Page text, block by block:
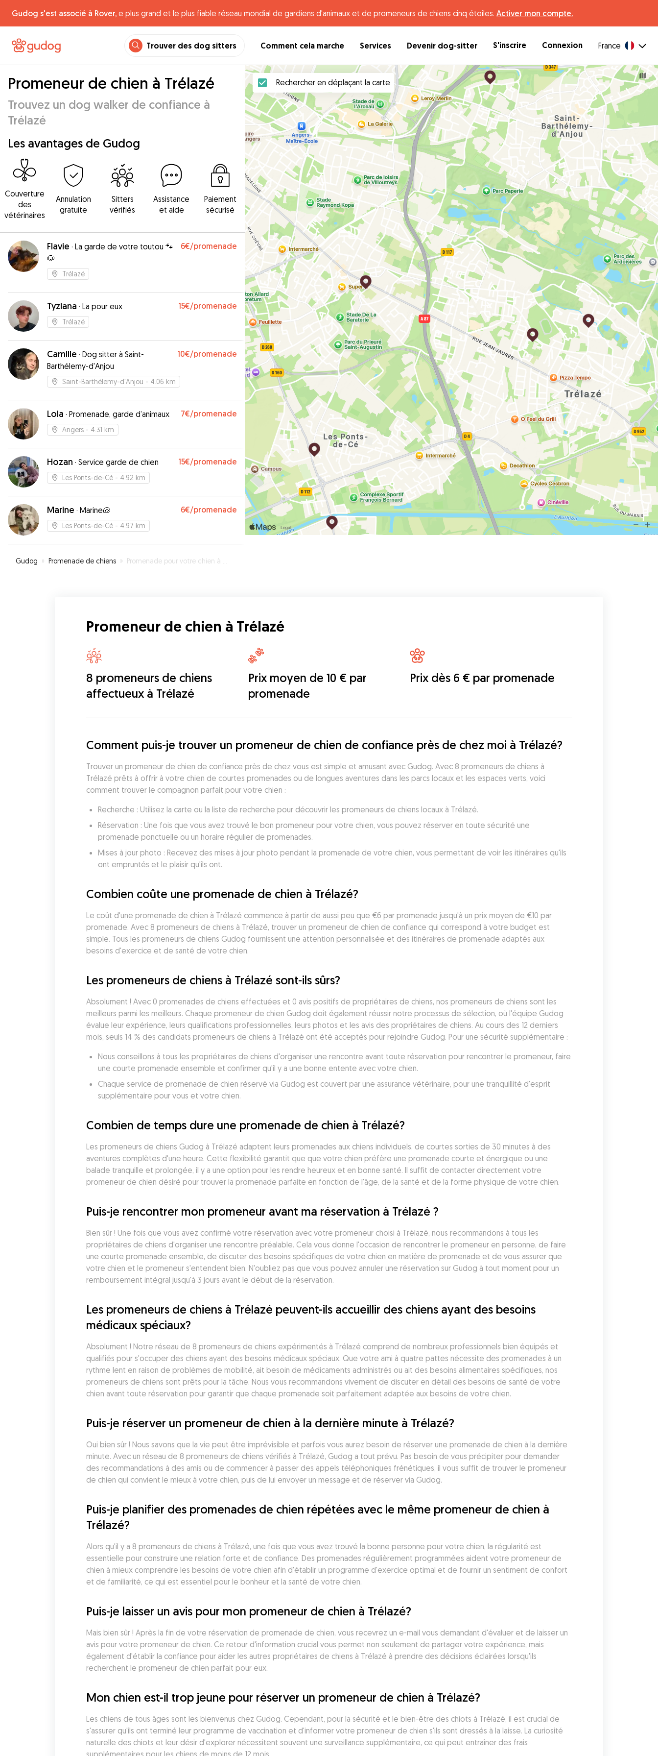
Gudog s'est associé à Rover, e plus grand et le plus fiable réseau mondial de gardiens d'animaux et de promeneurs de chiens cinq étoiles. Activer mon compte.
Trouver des dog sitters Comment cela marche Services Devenir dog-sitter S'inscrire Connexion France
Promeneur de chien à Trélazé
Trouvez un dog walker de confiance à
Trélazé
Les avantages de Gudog
Couverture
des
vétérinaires
Annulation
gratuite
Sitters
vérifiés
Assistance
et aide
Paiement
sécurisé
Flavie · La garde de votre toutou 🐾
🐶
6€/promenade
Trélazé
Tyziana · La pour eux 15€/promenade
Trélazé
Camille · Dog sitter à Saint-
Barthélemy-d'Anjou
10€/promenade
Saint-Barthélemy-d'Anjou - 4.06 km
Lola · Promenade, garde d’animaux 7€/promenade
Angers - 4.31 km
Hozan · Service garde de chien 15€/promenade
Les Ponts-de-Cé - 4.92 km
Marine · Marine🐚 6€/promenade
Les Ponts-de-Cé - 4.97 km
Gudog » Promenade de chiens » Promenade pour votre chien à Trélazé
Rechercher en déplaçant la carte
Promeneur de chien à Trélazé
8 promeneurs de chiens
affectueux à Trélazé
Prix moyen de 10 € par
promenade
Prix dès 6 € par promenade
Comment puis-je trouver un promeneur de chien de confiance près de chez moi à Trélazé?
Trouver un promeneur de chien de confiance près de chez vous est simple et amusant avec Gudog. Avec 8 promeneurs de chiens à
Trélazé prêts à offrir à votre chien de courtes promenades ou de longues aventures dans les parcs locaux et les espaces verts, voici
comment trouver le compagnon parfait pour votre chien :
Recherche : Utilisez la carte ou la liste de recherche pour découvrir les promeneurs de chiens locaux à Trélazé.
Réservation : Une fois que vous avez trouvé le bon promeneur pour votre chien, vous pouvez réserver en toute sécurité une
promenade ponctuelle ou un horaire régulier de promenades.
Mises à jour photo : Recevez des mises à jour photo pendant la promenade de votre chien, vous permettant de voir les itinéraires qu'ils
ont empruntés et le plaisir qu'ils ont.
Combien coûte une promenade de chien à Trélazé?
Le coût d'une promenade de chien à Trélazé commence à partir de aussi peu que €6 par promenade jusqu'à un prix moyen de €10 par
promenade. Avec 8 promeneurs de chiens à Trélazé, trouver un promeneur de chien de confiance qui correspond à votre budget est
simple. Tous les promeneurs de chiens Gudog fournissent une attention personnalisée et des itinéraires de promenade adaptés aux
besoins d'exercice et de santé de votre chien.
Les promeneurs de chiens à Trélazé sont-ils sûrs?
Absolument ! Avec 0 promenades de chiens effectuées et 0 avis positifs de propriétaires de chiens, nos promeneurs de chiens sont les
meilleurs parmi les meilleurs. Chaque promeneur de chien Gudog doit également réussir notre processus de sélection, où l'équipe Gudog
évalue leur expérience, leurs qualifications professionnelles, leurs photos et les avis des propriétaires de chiens. Au cours des 12 derniers
mois, seuls 14 % des candidats promeneurs de chiens à Trélazé ont été acceptés pour rejoindre Gudog. Pour une sécurité supplémentaire :
Nous conseillons à tous les propriétaires de chiens d'organiser une rencontre avant toute réservation pour rencontrer le promeneur, faire
une courte promenade ensemble et confirmer qu'il y a une bonne entente avec votre chien.
Chaque service de promenade de chien réservé via Gudog est couvert par une assurance vétérinaire, pour une tranquillité d'esprit
supplémentaire pour vous et votre chien.
Combien de temps dure une promenade de chien à Trélazé?
Les promeneurs de chiens Gudog à Trélazé adaptent leurs promenades aux chiens individuels, de courtes sorties de 30 minutes à des
aventures complètes d'une heure. Cette flexibilité garantit que que votre chien préfère une promenade courte et énergique ou une
balade tranquille et prolongée, il y a une option pour les rendre heureux et en bonne santé. Il suffit de contacter directement votre
promeneur de chien désiré pour trouver la promenade parfaite en fonction de l'âge, de la santé et de la forme physique de votre chien.
Puis-je rencontrer mon promeneur avant ma réservation à Trélazé ?
Bien sûr ! Une fois que vous avez confirmé votre réservation avec votre promeneur choisi à Trélazé, nous recommandons à tous les
propriétaires de chiens d'organiser une rencontre préalable. Cela vous donne l'occasion de rencontrer le promeneur en personne, de faire
une courte promenade ensemble, de discuter des besoins spécifiques de votre chien en matière de promenade et de vous assurer que
votre chien et le promeneur s'entendent bien. N'oubliez pas que vous pouvez annuler une réservation sur Gudog à tout moment pour un
remboursement intégral jusqu'à 3 jours avant le début de la réservation.
Les promeneurs de chiens à Trélazé peuvent-ils accueillir des chiens ayant des besoins
médicaux spéciaux?
Absolument ! Notre réseau de 8 promeneurs de chiens expérimentés à Trélazé comprend de nombreux professionnels bien équipés et
qualifiés pour s'occuper des chiens ayant des besoins médicaux spéciaux. Que votre ami à quatre pattes nécessite des promenades à un
rythme lent en raison de problèmes de mobilité, ait besoin de médicaments administrés ou ait des besoins alimentaires spécifiques, nos
promeneurs de chiens sont prêts pour la tâche. Nous vous recommandons vivement de discuter en détail des besoins de santé de votre
chien avant toute réservation pour garantir que chaque promenade soit parfaitement adaptée aux besoins de votre chien.
Puis-je réserver un promeneur de chien à la dernière minute à Trélazé?
Oui bien sûr ! Nous savons que la vie peut être imprévisible et parfois vous aurez besoin de réserver une promenade de chien à la dernière
minute. Avec un réseau de 8 promeneurs de chiens vérifiés à Trélazé, Gudog a tout prévu. Pas besoin de vous précipiter pour demander
des recommandations à des amis ou de commencer à passer des appels téléphoniques frénétiques, il vous suffit de trouver le promeneur
de chien qui convient le mieux à votre chien, puis de lui envoyer un message et de réserver via Gudog.
Puis-je planifier des promenades de chien répétées avec le même promeneur de chien à
Trélazé?
Alors qu'il y a 8 promeneurs de chiens à Trélazé, une fois que vous avez trouvé la bonne personne pour votre chien, la régularité est
essentielle pour construire une relation forte et de confiance. Des promenades régulièrement programmées aident votre promeneur de
chien à mieux comprendre les besoins de votre chien afin d'établir un programme d'exercice optimal et de fournir un sentiment de confort
et de familiarité, ce qui est essentiel pour le bonheur et la santé de votre chien.
Puis-je laisser un avis pour mon promeneur de chien à Trélazé?
Mais bien sûr ! Après la fin de votre réservation de promenade de chien, vous recevrez un e-mail vous demandant d'évaluer et de laisser un
avis pour votre promeneur de chien. Ce retour d'information crucial vous permet non seulement de partager votre expérience, mais
également d'établir la confiance pour aider les autres propriétaires de chiens à Trélazé à prendre des décisions éclairées lorsqu'ils
recherchent le promeneur de chien parfait pour eux.
Mon chien est-il trop jeune pour réserver un promeneur de chien à Trélazé?
Les chiens de tous âges sont les bienvenus chez Gudog. Cependant, pour la sécurité et le bien-être des chiots à Trélazé, il est crucial de
s'assurer qu'ils ont terminé leur programme de vaccination et d'informer votre promeneur de chien s'ils sont dressés à la laisse. La curiosité
naturelle des chiots et leur désir d'explorer nécessitent souvent une surveillance supplémentaire, ce qui peut entraîner des frais
supplémentaires pour les chiens de moins de 12 mois.